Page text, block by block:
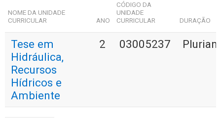
NOME DA UNIDADE
CURRICULAR
ANO
CÓDIGO DA
UNIDADE
CURRICULAR
DURAÇÃO
Tese em
Hidráulica,
Recursos
Hídricos e
Ambiente
2 03005237